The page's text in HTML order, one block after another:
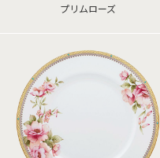
プリムローズ